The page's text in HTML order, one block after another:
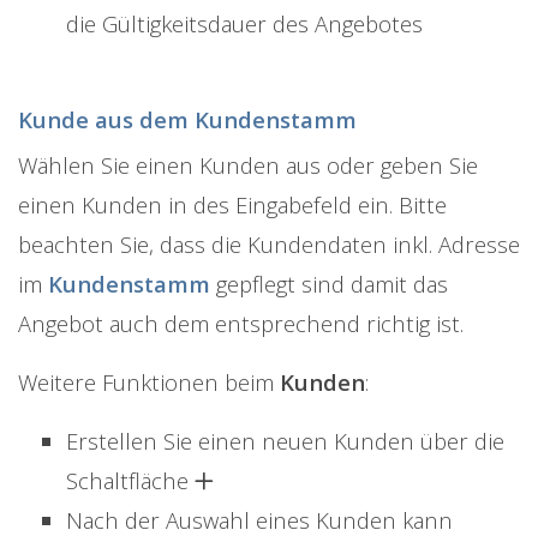
die Gültigkeitsdauer des Angebotes
Kunde aus dem Kundenstamm
Wählen Sie einen Kunden aus oder geben Sie
einen Kunden in des Eingabefeld ein. Bitte
beachten Sie, dass die Kundendaten inkl. Adresse
im Kundenstamm gepflegt sind damit das
Angebot auch dem entsprechend richtig ist.
Weitere Funktionen beim Kunden:
Erstellen Sie einen neuen Kunden über die
Schaltfläche
Nach der Auswahl eines Kunden kann